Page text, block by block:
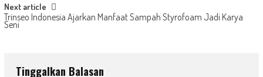
Next article
Trinseo Indonesia Ajarkan Manfaat Sampah Styrofoam Jadi Karya
Seni
Tinggalkan Balasan